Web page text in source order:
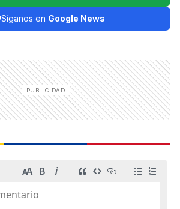
Síganos en Google News